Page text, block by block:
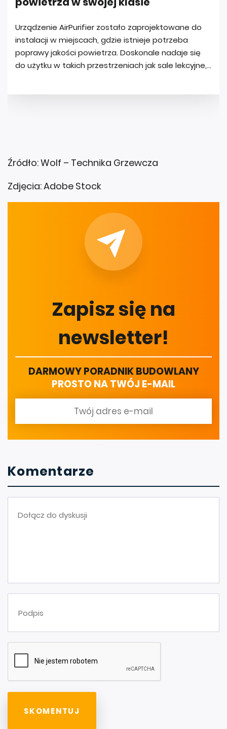
Źródło: Wolf – Technika Grzewcza
Zdjęcia: Adobe Stock
Zapisz się na
newsletter!
DARMOWY PORADNIK BUDOWLANY
PROSTO NA TWÓJ E-MAIL
Komentarze